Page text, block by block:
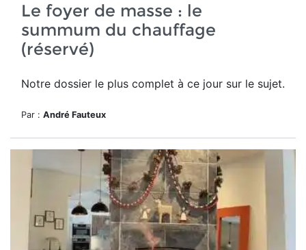
Le foyer de masse : le
summum du chauffage
(réservé)
Notre dossier le plus complet à ce jour sur le sujet.
Par : André Fauteux